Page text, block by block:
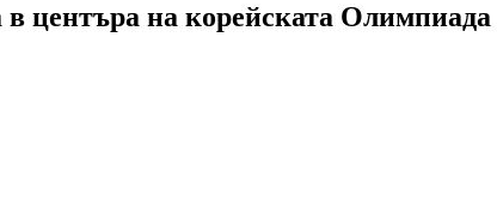
центъра на корейската Олимпиада